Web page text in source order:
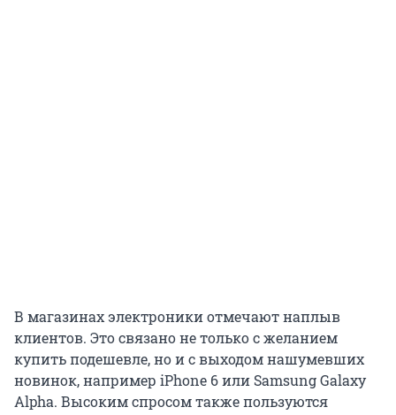
В магазинах электроники отмечают наплыв
клиентов. Это связано не только с желанием
купить подешевле, но и с выходом нашумевших
новинок, например iPhone 6 или Samsung Galaxy
Alpha. Высоким спросом также пользуются